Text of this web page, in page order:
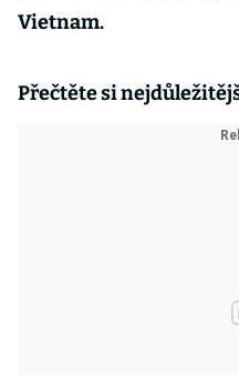
Vietnam.
Přečtěte si